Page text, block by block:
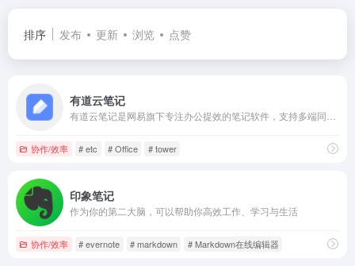
排序 发布 更新 浏览 点赞
有道云笔记
协作/效率 # etc # Office # tower
印象笔记
作为你的第二大脑，可以帮助你高效工作、学习与生活
协作/效率 # evernote # markdown # Markdown在线编辑器